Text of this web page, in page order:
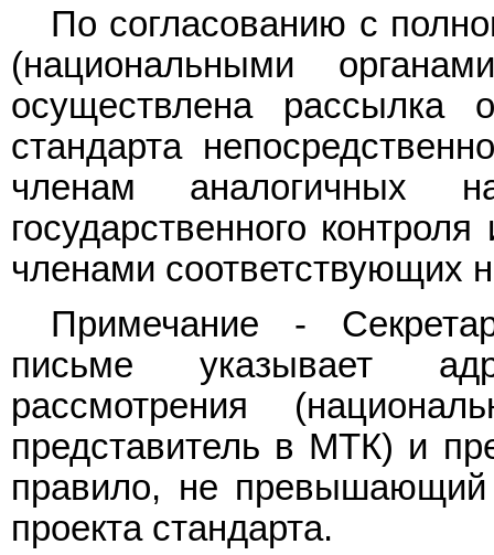
По согласованию с
(национальными
осуществлена рассылка
стандарта
членам аналогичных
государственного
членами соответствующих
Примечание -
письме указывает
рассмотрения
представитель в МТК) и
правило, не
проекта стандарта.